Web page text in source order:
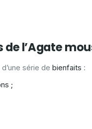
l’Agate
série de bienfaits :
;